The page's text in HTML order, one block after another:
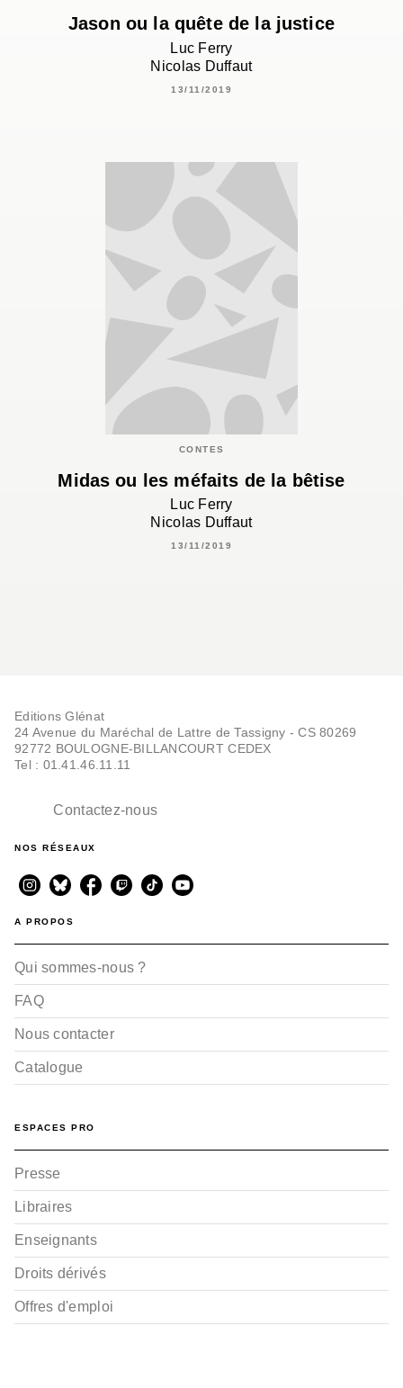
Jason ou la quête de la justice
Luc Ferry
Nicolas Duffaut
13/11/2019
CONTES
Midas ou les méfaits de la bêtise
Luc Ferry
Nicolas Duffaut
13/11/2019
Editions Glénat
24 Avenue du Maréchal de Lattre de Tassigny - CS 80269
92772 BOULOGNE-BILLANCOURT CEDEX
Tel : 01.41.46.11.11
Contactez-nous
NOS RÉSEAUX
A PROPOS
Qui sommes-nous ?
FAQ
Nous contacter
Catalogue
ESPACES PRO
Presse
Libraires
Enseignants
Droits dérivés
Offres d'emploi